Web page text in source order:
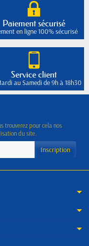
Paiement sécurisé
en ligne 100% sécurisé
Service client
au Samedi de 9h à 18h30
trouverez pour cela nos
du site.